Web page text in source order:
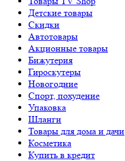
Детские товары
Cкидки
Автотовары
Акционные товары
Бижутерия
Гироскутеры
Новогодние
Спорт, похудение
Упаковка
Шланги
Товары для дома и дачи
Косметика
Купить в кредит